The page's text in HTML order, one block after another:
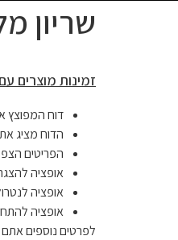
שריון
זמינות מוצרים
דוח המפוצץ
הדוח מציג
הפריטים
אופציה
אופציה
אופציה
לפרטים נוספים אתם